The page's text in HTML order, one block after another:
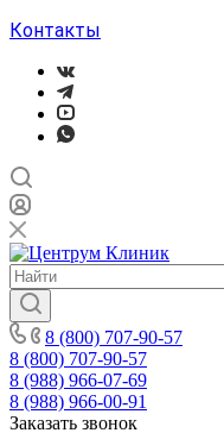
Контакты
8 (800) 707-90-57
8 (800) 707-90-57
8 (988) 966-07-69
8 (988) 966-00-91
Заказать звонок